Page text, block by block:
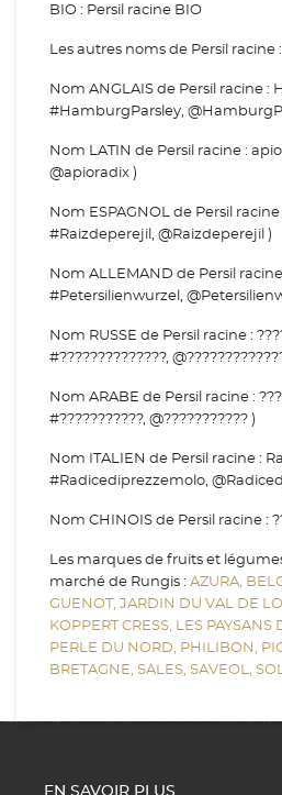
BIO : Persil racine BIO
Les autres noms de Persil racine :
Nom ANGLAIS de Persil racine :
#HamburgParsley,
Nom LATIN de Persil racine :
@apioradix )
Nom ESPAGNOL de Persil
#Raizdeperejil, @Raizdeperejil )
Nom ALLEMAND de Persil
#Petersilienwurzel,
Nom RUSSE de Persil racine :
#??????????????,
Nom ARABE de Persil racine : ???
#???????????, @??????????? )
Nom ITALIEN de Persil racine :
#Radicediprezzemolo,
Nom CHINOIS de Persil racine :
Les marques de fruits et
marché de Rungis : AZURA,
GUENOT, JARDIN DU VAL DE
KOPPERT CRESS, LES PAYSANS
PERLE DU NORD, PHILIBON,
BRETAGNE, SALES, SAVEOL,
EN SAVOIR PLUS